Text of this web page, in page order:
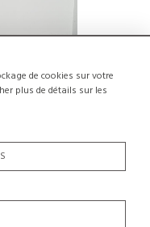
de cookies sur votre
plus de détails sur les
Arcs 1800,
Pierre